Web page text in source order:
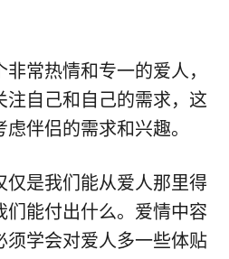
常热情和专一的爱人，
注自己和自己的需求，这
伴侣的需求和兴趣。
仅是我们能从爱人那里得
们能付出什么。爱情中容
须学会对爱人多一些体贴